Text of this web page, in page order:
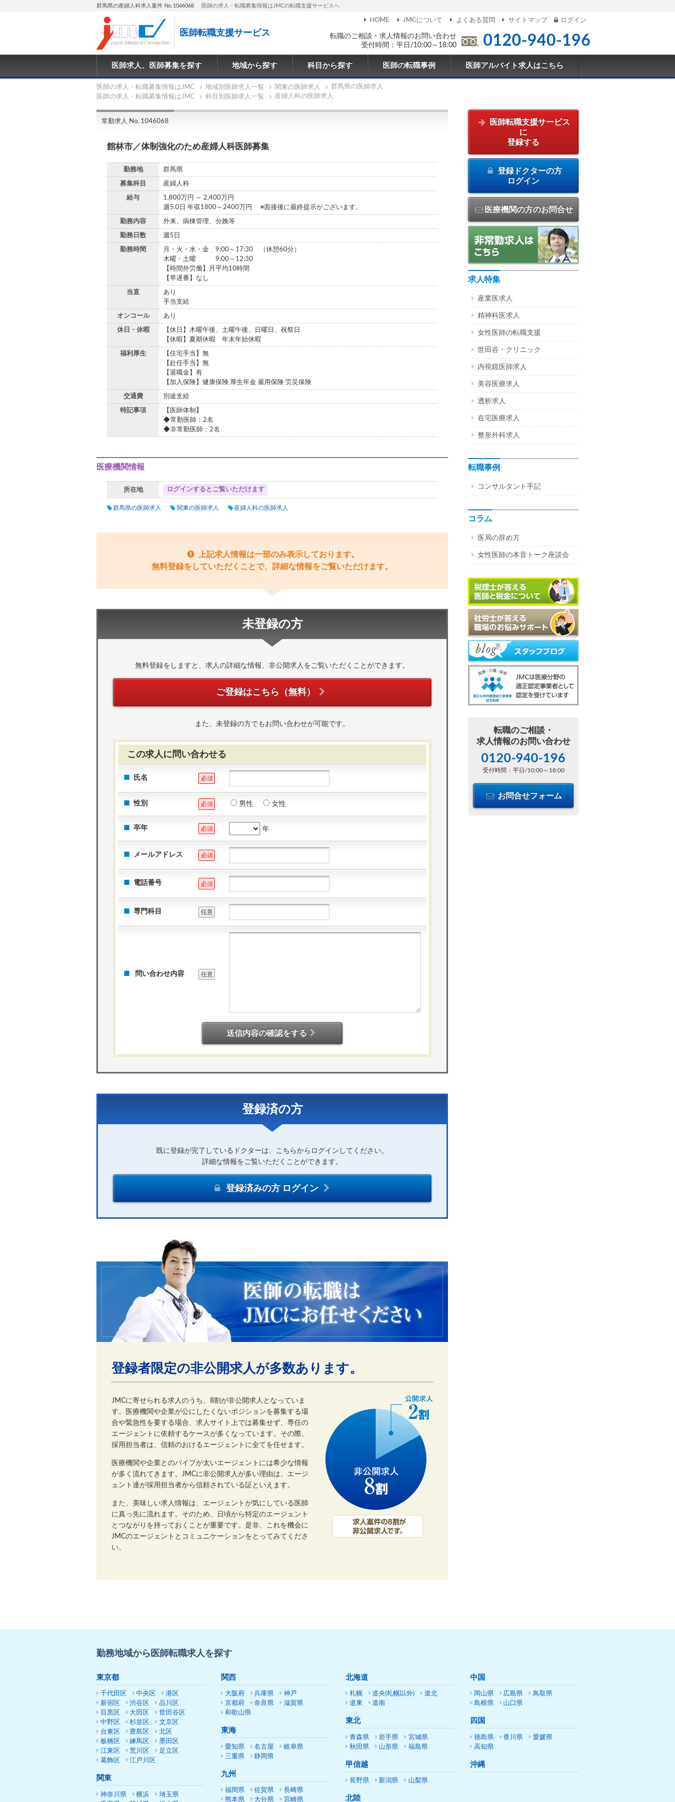
群馬県の産婦人科求人案件 No.1046068 医師の求人・転職募集情報はJMCの転職支援サービスへ
医師転職支援サービス
転職のご相談・求人情報のお問い合わせ
受付時間：平日/10:00～18:00
0120-940-196
HOME JMCについて よくある質問 サイトマップ ログイン
医師求人、医師募集を探す 地域から探す 科目から探す 医師の転職事例 医師アルバイト求人はこちら
医師の求人・転職募集情報はJMC 地域別医師求人一覧 関東の医師求人
群馬県の医師求人
医師の求人・転職募集情報はJMC
科目別医師求人一覧 産婦人科の医師求人
常勤求人 No. 1046068
館林市／体制強化のため産婦人科医師募集
勤務地 群馬県
募集科目 産婦人科
給与
1,800万円 ～ 2,400万円
週5.0日 年収1800～2400万円 ※面接後に最終提示がございます。
勤務内容 外来、病棟管理、分娩等
勤務日数 週5日
勤務時間
月・火・水・金 9:00～17:30 （休憩60分）
木曜・土曜 9:00～12:30
【時間外労働】月平均10時間
【早遅番】なし
当直
あり
手当支給
オンコール あり
休日・休暇
【休日】木曜午後、土曜午後、日曜日、祝祭日
【休暇】夏期休暇 年末年始休暇
福利厚生
【住宅手当】無
【赴任手当】無
【退職金】有
【加入保険】健康保険 厚生年金 雇用保険 労災保険
交通費 別途支給
特記事項
【医師体制】
◆常勤医師：2名
◆非常勤医師：2名
医療機関情報
所在地 ログインするとご覧いただけます
群馬県の医師求人 関東の医師求人 産婦人科の医師求人
上記求人情報は一部のみ表示しております。
無料登録をしていただくことで、詳細な情報をご覧いただけます。
未登録の方
無料登録をしますと、求人の詳細な情報、非公開求人をご覧いただくことができます。
ご登録はこちら（無料）
また、未登録の方でもお問い合わせが可能です。
この求人に問い合わせる
氏名 必須
性別 必須 男性 女性
卒年 必須 年
メールアドレス 必須
電話番号 必須
専門科目 任意
問い合わせ内容 任意
送信内容の確認をする
登録済の方
既に登録が完了しているドクターは、こちらからログインしてください。
詳細な情報をご覧いただくことができます。
登録済みの方 ログイン
登録者限定の非公開求人が多数あります。
JMCに寄せられる求人のうち、8割が非公開求人となっていま
す。医療機関や企業が公にしたくないポジションを募集する場
合や緊急性を要する場合、求人サイト上では募集せず、専任の
エージェントに依頼するケースが多くなっています。その際、
採用担当者は、信頼のおけるエージェントに全てを任せます。
医療機関や企業とのパイプが太いエージェントには希少な情報
が多く流れてきます。JMCに非公開求人が多い理由は、エージ
ェント達が採用担当者から信頼されている証といえます。
また、美味しい求人情報は、エージェントが気にしている医師
に真っ先に流れます。そのため、日頃から特定のエージェント
とつながりを持っておくことが重要です。是非、これを機会に
JMCのエージェントとコミュニケーションをとってみてくださ
い。
医師転職支援サービス
に
登録する
登録ドクターの方
ログイン
医療機関の方のお問合せ
求人特集
産業医求人
精神科医求人
女性医師の転職支援
世田谷・クリニック
内視鏡医師求人
美容医療求人
透析求人
在宅医療求人
整形外科求人
転職事例
コンサルタント手記
コラム
医局の辞め方
女性医師の本音トーク座談会
転職のご相談・
求人情報のお問い合わせ
0120-940-196
受付時間：平日/10:00～18:00
お問合せフォーム
勤務地域から医師転職求人を探す
東京都
千代田区 中央区
港区
新宿区
渋谷区
品川区
目黒区
大田区
世田谷区
中野区
杉並区
文京区
台東区
豊島区
北区
板橋区
練馬区
墨田区
江東区
荒川区
足立区
葛飾区
江戸川区
関東
神奈川県 横浜
埼玉県
関西
大阪府 兵庫県
神戸
京都府
奈良県
滋賀県
和歌山県
東海
愛知県 名古屋
岐阜県
三重県
静岡県
九州
福岡県 佐賀県
長崎県
熊本県
大分県 宮崎県
北海道
札幌 道央(札幌以外)
道北
道東
道南
東北
青森県 岩手県
宮城県
秋田県
山形県 福島県
甲信越
長野県 新潟県 山梨県
北陸
中国
岡山県 広島県
鳥取県
島根県
山口県
四国
徳島県 香川県
愛媛県
高知県
沖縄